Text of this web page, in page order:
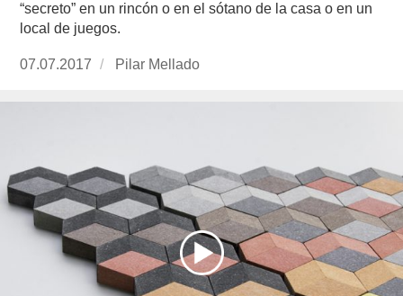
“secreto” en un rincón o en el sótano de la casa o en un
local de juegos.
Publicado
07.07.2017
https://www.experimenta.es/author/pilar-
Pilar Mellado